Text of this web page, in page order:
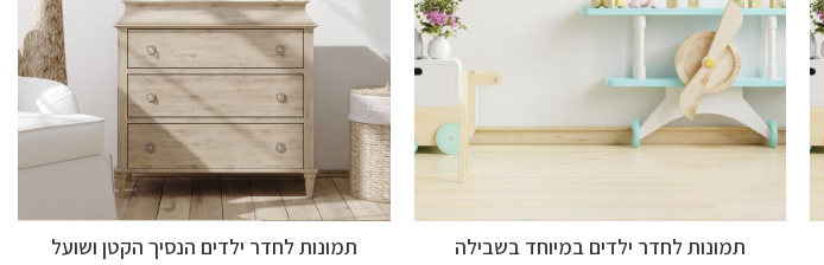
בחר אפשרויות
תמונות לחדר ילדים במיוחד בשבילה
בחר אפשרויות
תמונות לחדר ילדים הנסיך הקטן ושועל